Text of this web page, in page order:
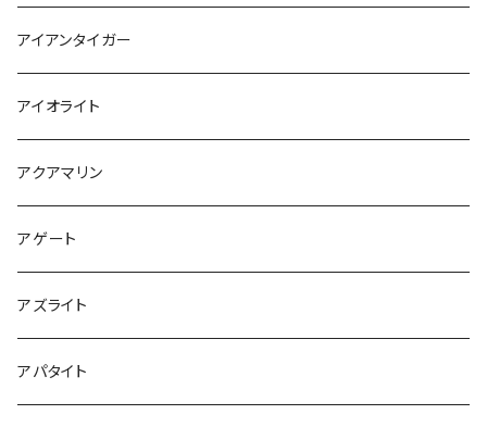
アイアンタイガー
アイオライト
アクアマリン
アゲート
アズライト
アパタイト